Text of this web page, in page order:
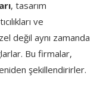
, tasarım
ve
değil aynı zamanda
Bu firmalar,
şekillendirirler.